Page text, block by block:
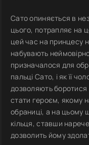
Сато опиняється в
цього, потрапляє на
цей час на принцесу
набувають
призначалося для
пальці Сато, і як її
дозволяють
стати героєм, якому
обраниці, а на цьому
кільця, ставши
дозволить йому